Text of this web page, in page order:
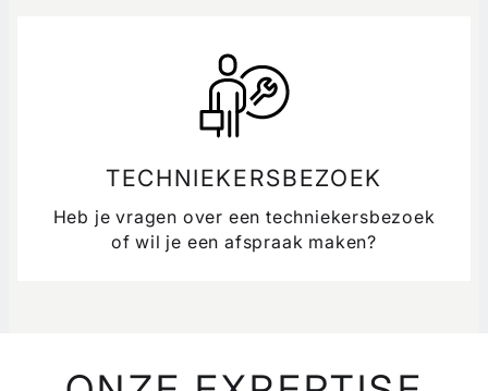
TECHNIEKERSBEZOEK
Heb je vragen over een techniekersbezoek
of wil je een afspraak maken?